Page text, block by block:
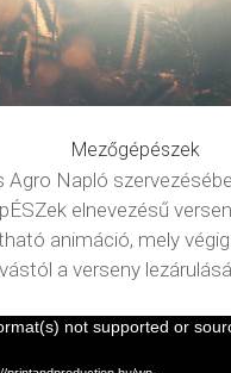
Mezőgépészek
Agro Napló
elnevezésű
animáció, mely
a verseny
not supported or